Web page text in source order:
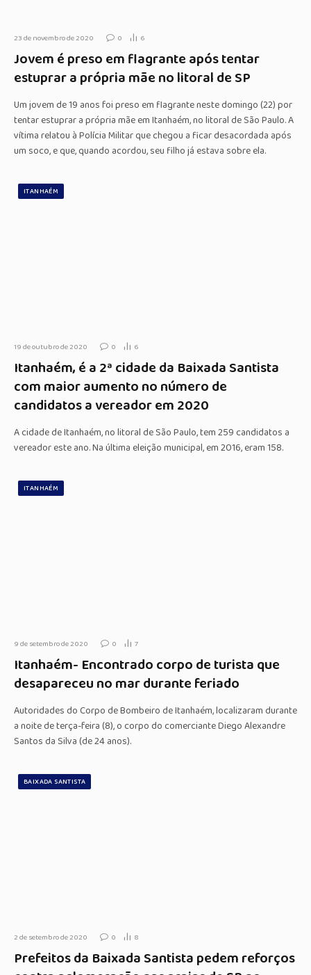
23 de novembro de 2020 0 6
Jovem é preso em flagrante após tentar
estuprar a própria mãe no litoral de SP
Um jovem de 19 anos foi preso em flagrante neste domingo (22) por
tentar estuprar a própria mãe em Itanhaém, no litoral de São Paulo. A
vítima relatou à Polícia Militar que chegou a ficar desacordada após
um soco, e que, quando acordou, seu filho já estava sobre ela.
ITANHAÉM
19 de outubro de 2020 0 6
Itanhaém, é a 2ª cidade da Baixada Santista
com maior aumento no número de
candidatos a vereador em 2020
A cidade de Itanhaém, no litoral de São Paulo, tem 259 candidatos a
vereador este ano. Na última eleição municipal, em 2016, eram 158.
ITANHAÉM
9 de setembro de 2020 0 7
Itanhaém- Encontrado corpo de turista que
desapareceu no mar durante feriado
Autoridades do Corpo de Bombeiro de Itanhaém, localizaram durante
a noite de terça-feira (8), o corpo do comerciante Diego Alexandre
Santos da Silva (de 24 anos).
BAIXADA SANTISTA
2 de setembro de 2020 0 8
Prefeitos da Baixada Santista pedem reforços